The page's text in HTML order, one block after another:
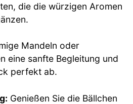
die die würzigen Aromen
Mandeln oder
eine sanfte Begleitung und
perfekt ab.
Genießen Sie die Bällchen